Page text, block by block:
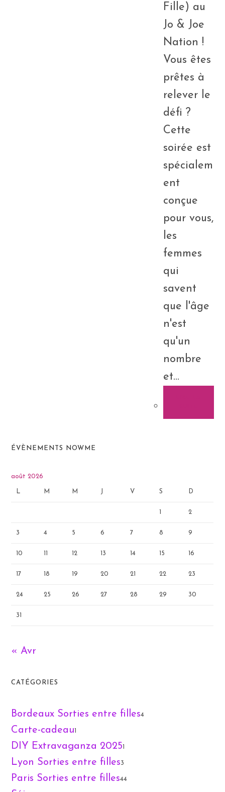
Fille) au
Jo & Joe
Nation !
Vous êtes
prêtes à
relever le
défi ?
Cette
soirée est
spécialem
ent
conçue
pour vous,
les
femmes
qui
savent
que l'âge
n'est
qu'un
nombre
et…
ÉVÈNEMENTS NOWME
août 2026
L M M J V S D
2
3 4 5 6 7 8 9
10 12 13 14 15 16
17 18 19 20 21 22 23
24 25 26 27 28 29 30
31
« Avr
CATÉGORIES
Bordeaux Sorties entre filles4
Carte-cadeau
DIY Extravaganza 2025
Lyon Sorties entre filles3
Paris Sorties entre filles44